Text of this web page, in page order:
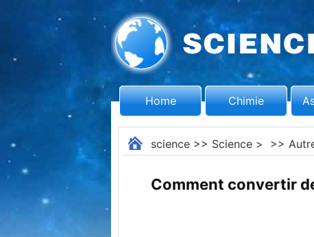
Home Chimie
science>> Science> >>
Comment convertir